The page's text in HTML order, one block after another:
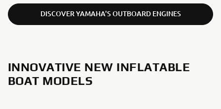
DISCOVER YAMAHA'S OUTBOARD ENGINES
INNOVATIVE NEW INFLATABLE
BOAT MODELS